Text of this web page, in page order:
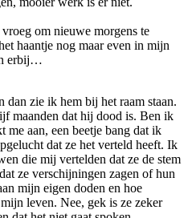
om nieuwe morgens te
haantje nog maar even in mijn
erbij…
dan zie ik hem bij het raam staan.
maanden dat hij dood is. Ben ik
aan, een beetje bang dat ik
dat ze het verteld heeft. Ik
die mij vertelden dat ze de stem
ze verschijningen zagen of hun
mijn eigen doden en hoe
leven. Nee, gek is ze zeker